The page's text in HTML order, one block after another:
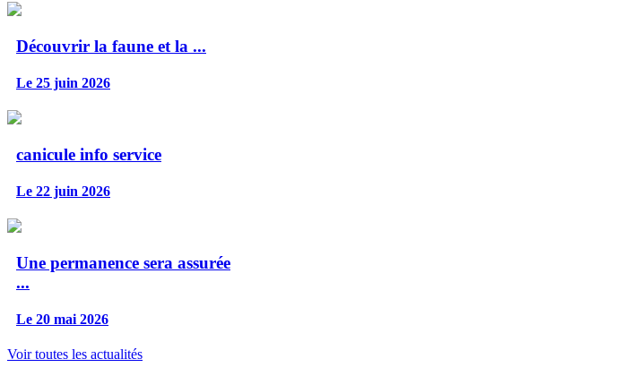
Découvrir la faune et la ...
Le 25 juin 2026
canicule info service
Le 22 juin 2026
Une permanence sera assurée
...
Le 20 mai 2026
Voir toutes les actualités